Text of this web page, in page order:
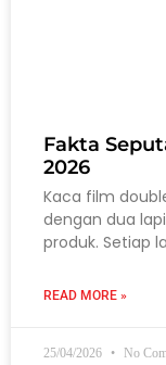
Fakta
2026
Kaca film
dengan dua
produk. Setiap
READ MORE »
25/04/2026 No